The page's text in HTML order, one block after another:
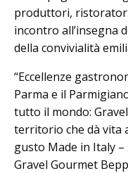
produttori,
incontro all’insegna
della convivialità
“Eccellenze
Parma e il
tutto il mondo:
territorio che dà vita
gusto Made in Italy
Gravel Gourmet